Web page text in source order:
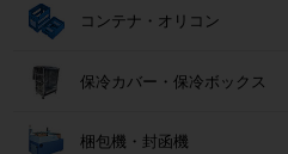
コンテナ・オリコン
保冷カバー・保冷ボックス
梱包機・封函機